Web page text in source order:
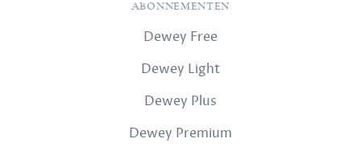
ABONNEMENTEN
Dewey Free
Dewey Light
Dewey Plus
Dewey Premium